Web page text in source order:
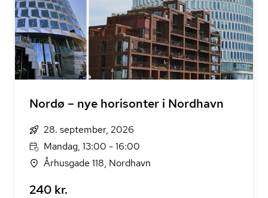
Nordø – nye horisonter i Nordhavn
28. september, 2026
Mandag, 13:00 - 16:00
Århusgade 118, Nordhavn
240 kr.